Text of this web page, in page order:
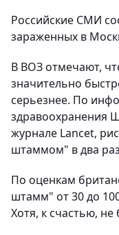
Российские СМИ
зараженных в
В ВОЗ отмечают,
значительно
серьезнее. По
здравоохранения
журнале Lancet,
штаммом" в два
По оценкам
штамм" от 30 до
Хотя, к счастью,